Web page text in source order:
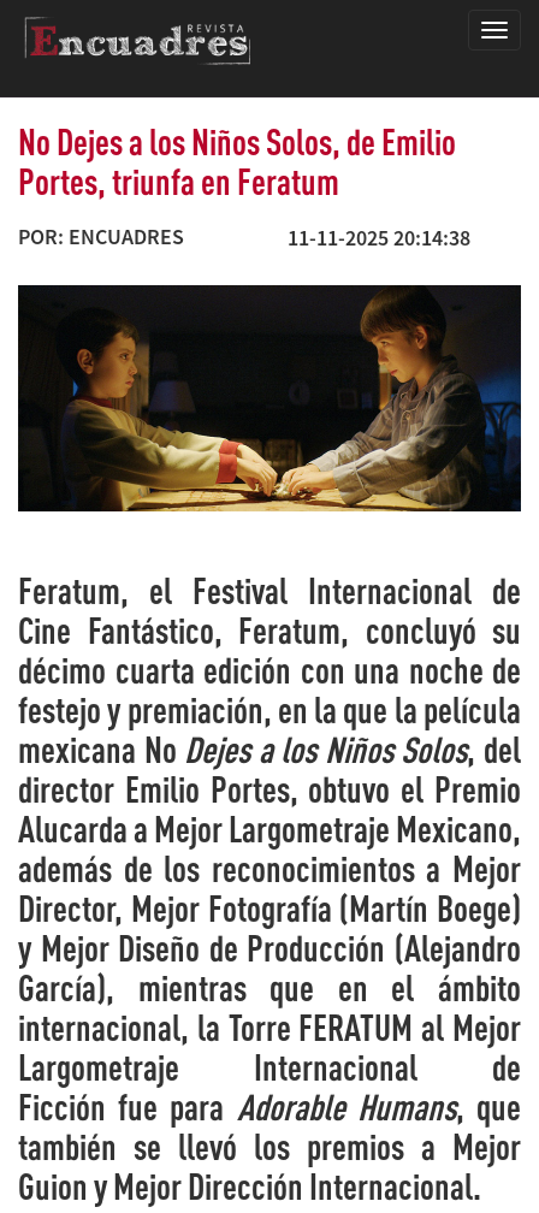
No Dejes a los Niños Solos, de Emilio
Portes, triunfa en Feratum
POR: ENCUADRES 11-11-2025 20:14:38
Feratum, el Festival Internacional de
Cine Fantástico, Feratum, concluyó su
décimo cuarta edición con una noche de
festejo y premiación, en la que la película
mexicana No Dejes a los Niños Solos, del
director Emilio Portes, obtuvo el Premio
Alucarda a Mejor Largometraje Mexicano,
además de los reconocimientos a Mejor
Director, Mejor Fotografía (Martín Boege)
y Mejor Diseño de Producción (Alejandro
García), mientras que en el ámbito
internacional, la Torre FERATUM al Mejor
Largometraje Internacional de
Ficción fue para Adorable Humans, que
también se llevó los premios a Mejor
Guion y Mejor Dirección Internacional.